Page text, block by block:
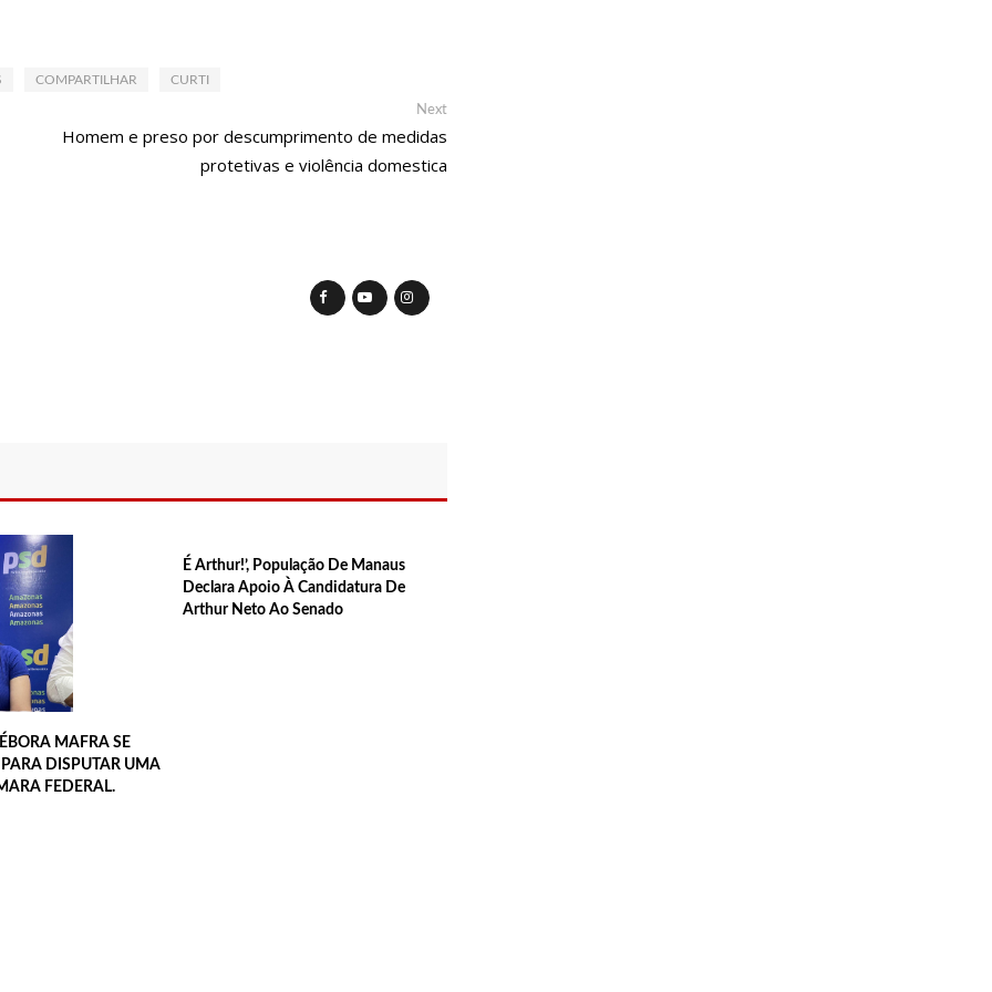
de Manaus ficarão sem energia nesta segunda-feira (15)
policial grava vídeo: “Te vejo no inferno”; assista
realiza 1ª Feira Folclórica no Centro Cultural Povos da Amazônia
em saúde por mpox
com pedido de falência das lojas Marisa
alerta para golpes com pagamento falso de IPVA por Pix
COMPARTILHAR CURTI
NextNext
Homem e preso por descumprimento de medidas
protetivas e violência domestica
MAFRA SE
DISPUTAR UMA
FEDERAL.
É Arthur!’, População De Manaus
Declara Apoio À Candidatura De
Arthur Neto Ao Senado